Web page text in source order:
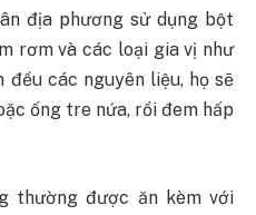
địa phương sử dụng bột
rơm và các loại gia vị như
các nguyên liệu, họ sẽ
ống tre nứa, rồi đem hấp
thường được ăn kèm với